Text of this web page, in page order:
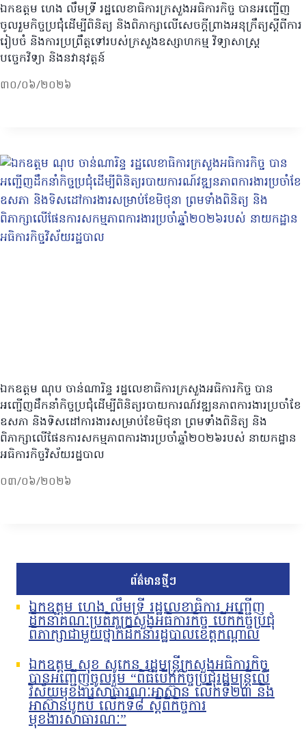
ឯកឧត្តម ហេង លឹមទ្រី រដ្ឋលេខាធិការក្រសួងអធិការកិច្ច បានអញ្ជើញ
ចូលរួមកិច្ចប្រជុំដើម្បីពិនិត្យ និងពិភាក្សាលើសេចក្ដីព្រាងអនុក្រឹត្យស្ដីពីការ
រៀបចំ និងការប្រព្រឹត្តទៅរបស់ក្រសួងឧស្សាហកម្ម វិទ្យាសាស្រ្ត
បច្ចេកវិទ្យា និងនវានុវត្តន៍
៣០/០៦/២០២៦
ឯកឧត្តម ណុប ចាន់ណារិន្ទ រដ្ឋលេខាធិការក្រសួងអធិការកិច្ច បាន
អញ្ជើញដឹកនាំកិច្ចប្រជុំដើម្បីពិនិត្យរបាយការណ៍វឌ្ឍនភាពការងារប្រចាំខែ
ឧសភា និងទិសដៅការងារសម្រាប់ខែមិថុនា ព្រមទាំងពិនិត្យ និង
ពិភាក្សាលើផែនការសកម្មភាពការងារប្រចាំឆ្នាំ២០២៦របស់ នាយកដ្ឋាន
អធិការកិច្ចវិស័យរដ្ឋបាល
០៣/០៦/២០២៦
ព័ត៌មានថ្មីៗ
ឯកឧត្តម ហេង លឹមទ្រី រដ្ឋលេខាធិការ អញ្ជើញ
ដឹកនាំគណៈប្រតិភូក្រសួងអធិការកិច្ច បើកកិច្ចប្រជុំ
ពិភាក្សាជាមួយថ្នាក់ដឹកនាំរដ្ឋបាលខេត្តកណ្តាល
ឯកឧត្តម សុខ សូកេន រដ្ឋមន្រ្តីក្រសួងអធិការកិច្ច
បានអញ្ជើញចូលរួម “ពិធីបើកកិច្ចប្រជុំរដ្ឋមន្ត្រីលើ
វិស័យមុខងារសាធារណៈអាស៊ាន លើកទី២៣ និង
អាស៊ានបូកបី លើកទី៨ ស្តីពីកិច្ចការ
មុខងារសាធារណៈ”